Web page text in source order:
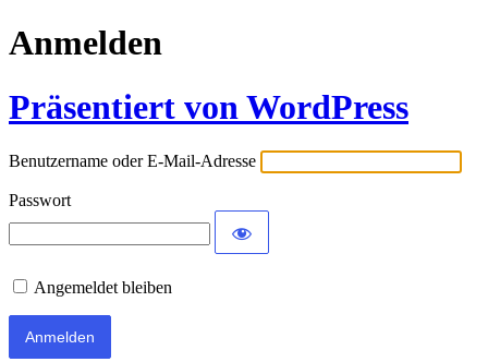
Anmelden
Präsentiert von WordPress
Benutzername oder E-Mail-Adresse
Passwort
Angemeldet bleiben